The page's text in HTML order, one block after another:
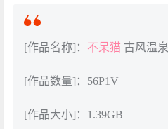
[作品名称]： 不呆猫 古风温泉
[作品数量]：56P1V
[作品大小]：1.39GB